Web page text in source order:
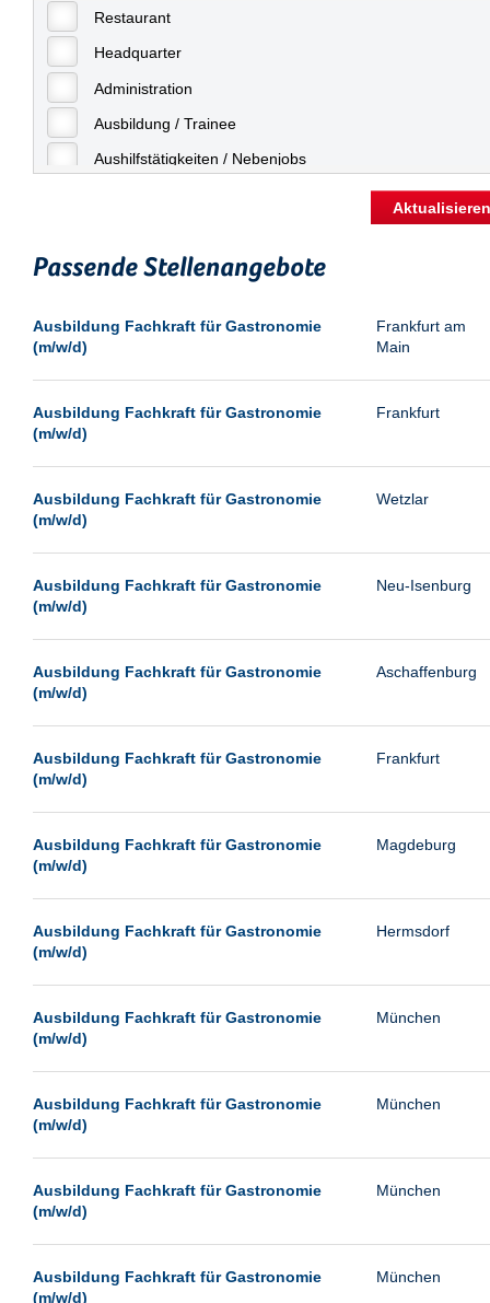
Frankfurt
Frankfurt am Main
Freiburg
Fulda
Göppingen
Hamburg
Heilbronn
Kassel
Laatzen
Leipzig
Magdeburg
Mannheim
Neubrandenburg
Neumünster
Passau
Pforzheim
Siegburg
Siegen
Restaurant
Headquarter
Administration
Ausbildung / Trainee
Aushilfstätigkeiten / Nebenjobs
Sonstiges
Passende Stellenangebote
Ausbildung Fachkraft für Gastronomie
(m/w/d)
Frankfurt am
Main
Ausbildung Fachkraft für Gastronomie
(m/w/d)
Frankfurt
Ausbildung Fachkraft für Gastronomie
(m/w/d)
Wetzlar
Ausbildung Fachkraft für Gastronomie
(m/w/d)
Neu-Isenburg
Ausbildung Fachkraft für Gastronomie
(m/w/d)
Aschaffenburg
Ausbildung Fachkraft für Gastronomie
(m/w/d)
Frankfurt
Ausbildung Fachkraft für Gastronomie
(m/w/d)
Magdeburg
Ausbildung Fachkraft für Gastronomie
(m/w/d)
Hermsdorf
Ausbildung Fachkraft für Gastronomie
(m/w/d)
München
Ausbildung Fachkraft für Gastronomie
(m/w/d)
München
Ausbildung Fachkraft für Gastronomie
(m/w/d)
München
Ausbildung Fachkraft für Gastronomie
(m/w/d)
München